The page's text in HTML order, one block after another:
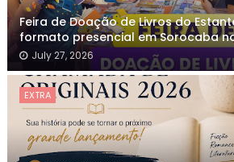
Feira de Doação de Livros do
formato presencial em Sorocaba
July 27, 2026
EXTRA